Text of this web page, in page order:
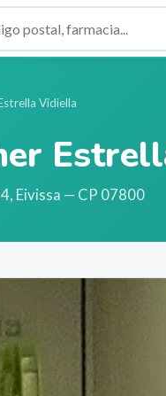
Vidiella
, Eivissa — CP 07800